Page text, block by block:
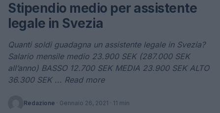
Stipendio medio per assistente
legale in Svezia
Quanti soldi guadagna un assistente legale in Svezia?
Salario mensile medio 23.900 SEK (287.000 SEK
all’anno) BASSO 12.700 SEK MEDIA 23.900 SEK ALTO
36.300 SEK ... Read more
Redazione · Gennaio 26, 2021 · 11 min